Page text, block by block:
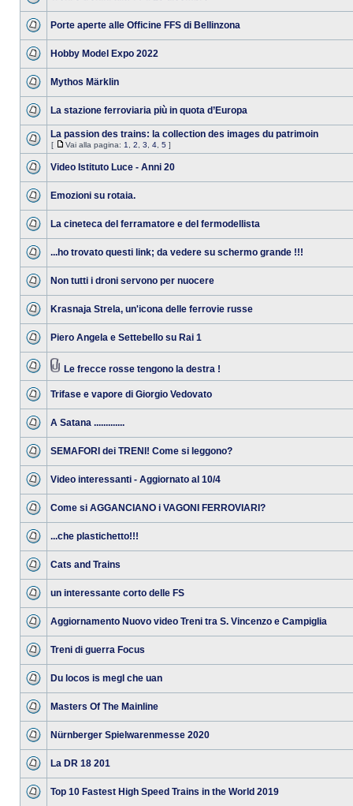
Porte aperte alle Officine FFS di Bellinzona
Hobby Model Expo 2022
Mythos Märklin
La stazione ferroviaria più in quota d’Europa
La passion des trains: la collection des images du patrimoin
[ Vai alla pagina: 1 2 3 4 5 ]
Video Istituto Luce - Anni 20
Emozioni su rotaia.
La cineteca del ferramatore e del fermodellista
...ho trovato questi link; da vedere su schermo grande !!!
Non tutti i droni servono per nuocere
Krasnaja Strela, un'icona delle ferrovie russe
Piero Angela e Settebello su Rai 1
Le frecce rosse tengono la destra !
Trifase e vapore di Giorgio Vedovato
A Satana .............
SEMAFORI dei TRENI! Come si leggono?
Video interessanti - Aggiornato al 10/4
Come si AGGANCIANO i VAGONI FERROVIARI?
...che plastichetto!!!
Cats and Trains
un interessante corto delle FS
Aggiornamento Nuovo video Treni tra S. Vincenzo e Campiglia
Treni di guerra Focus
Du locos is megl che uan
Masters Of The Mainline
Nürnberger Spielwarenmesse 2020
La DR 18 201
Top 10 Fastest High Speed Trains in the World 2019